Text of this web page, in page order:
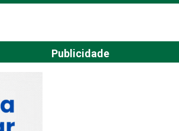
Publicidade